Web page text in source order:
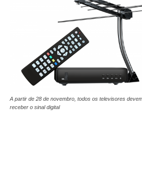
A partir de 28 de novembro, todos os televisores
receber o sinal digital